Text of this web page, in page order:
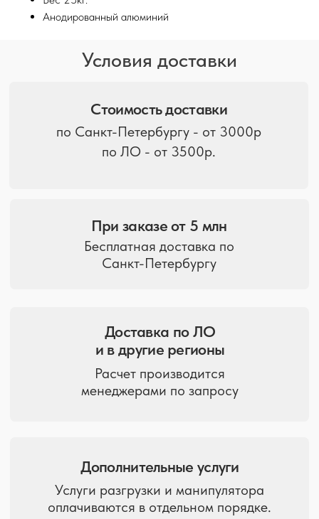
Анодированный алюминий
Расчет производится
менеджерами по запросу
Услуги разгрузки и манипулятора
оплачиваются в отдельном порядке.
Дополнительные услуги
Доставка по ЛО
Отгрузка товара ежедневно с 9:00 до 19:00
Санкт-Петербург, ул. Политехническая, д. 9
2008-2026 ©